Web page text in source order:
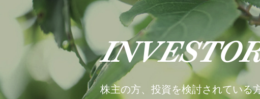
株主の方、投資を検討されている